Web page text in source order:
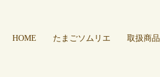
HOME たまごソムリエ 取扱商品